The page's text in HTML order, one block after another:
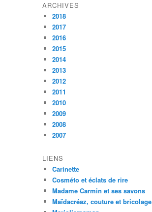
ARCHIVES
2018
2017
2016
2015
2014
2013
2012
2011
2010
2009
2008
2007
LIENS
Carinette
Cosméto et éclats de rire
Madame Carmin et ses savons
Maïdacréaz, couture et bricolage